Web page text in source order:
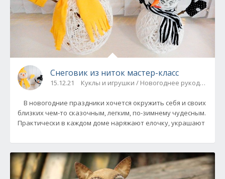
Снеговик из ниток мастер-класс
15.12.21 Куклы и игрушки / Новогоднее рукоделие
В новогодние праздники хочется окружить себя и своих
близких чем-то сказочным, легким, по-зимнему чудесным.
Практически в каждом доме наряжают елочку, украшают